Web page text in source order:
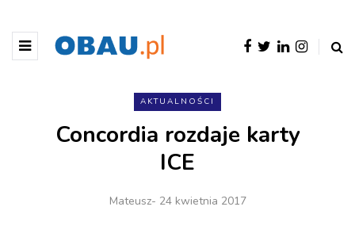
AKTUALNOŚCI
Concordia rozdaje karty
ICE
Mateusz- 24 kwietnia 2017